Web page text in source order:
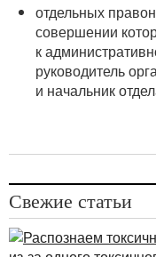
отдельных
совершении
к
руководитель
и начальник
Свежие статьи